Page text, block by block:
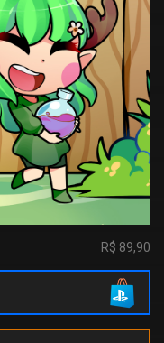
R$ 89,90